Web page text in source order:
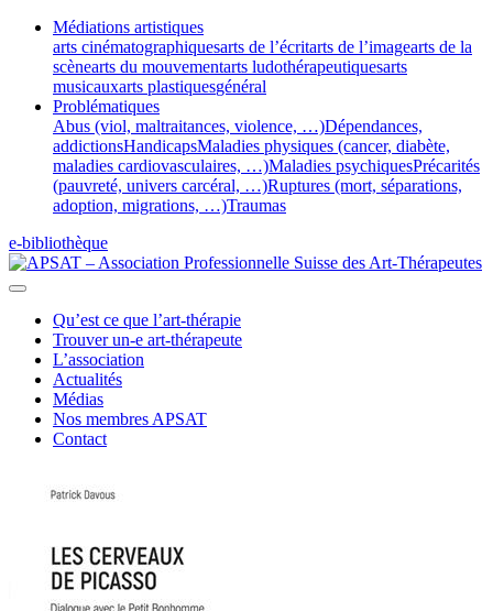
Médiations artistiques
arts cinématographiquesarts de l’écritarts de l’imagearts de la
scènearts du mouvementarts ludothérapeutiquesarts
musicauxarts plastiquesgénéral
Problématiques
Abus (viol, maltraitances, violence, …)Dépendances,
addictionsHandicapsMaladies physiques (cancer, diabète,
maladies cardiovasculaires, …)Maladies psychiquesPrécarités
(pauvreté, univers carcéral, …)Ruptures (mort, séparations,
adoption, migrations, …)Traumas
e-bibliothèque
Qu’est ce que l’art-thérapie
Trouver un-e art-thérapeute
L’association
Actualités
Médias
Nos membres APSAT
Contact